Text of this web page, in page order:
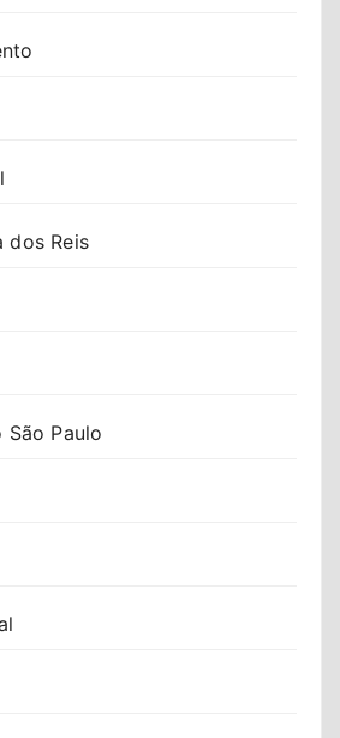
dos Reis
São Paulo